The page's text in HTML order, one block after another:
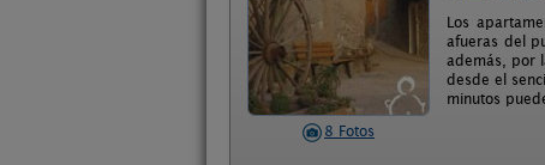
8 Fotos
Los
afueras del
además, por
desde el
minutos